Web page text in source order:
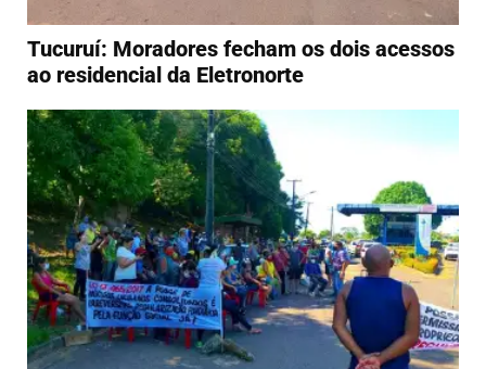
Tucuruí: Moradores fecham os dois acessos
ao residencial da Eletronorte